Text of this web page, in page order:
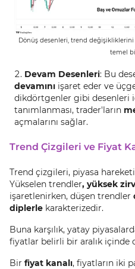
Dönüş desenleri, trend
temel
Devam Desenleri: Bu
devamını işaret eder ve
dikdörtgenler gibi desenleri
tanımlanması, trader'ların
açmalarını sağlar.
Trend Çizgileri ve Fiyat
Trend çizgileri, piyasa
Yükselen trendler, yüksek
işaretlenirken, düşen trendler
diplerle karakterizedir.
Buna karşılık, yatay
fiyatlar belirli bir aralık içinde
Bir fiyat kanalı, fiyatların iki